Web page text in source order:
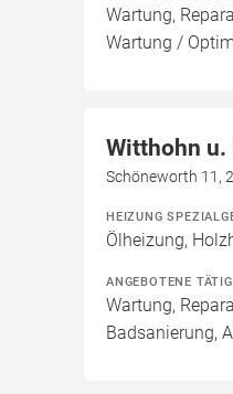
Wartung,
Wartung /
Witthohn u.
Schöneworth 11,
HEIZUNG
Ölheizung,
ANGEBOTENE
Wartung,
Badsanierung,